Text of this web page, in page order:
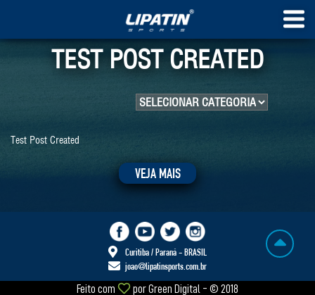
TEST POST CREATED
Test Post Created
VEJA MAIS
Curitiba / Paraná - BRASIL
joao@lipatinsports.com.br
Feito com porGreen Digital - © 2018